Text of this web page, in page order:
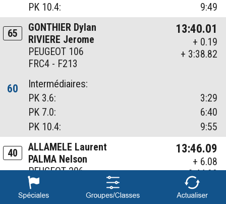
PK 10.4:
9:49
65
GONTHIER Dylan
RIVIERE Jerome
PEUGEOT 106
FRC4 - F213
13:40.01
+ 0.19
+ 3:38.82
60
Intermédiaires:
PK 3.6:
3:29
PK 7.0:
6:40
PK 10.4:
9:55
40
ALLAMELE Laurent
PALMA Nelson
PEUGEOT 206
FRNAT - F214
13:46.09
+ 6.08
+ 3:44.90